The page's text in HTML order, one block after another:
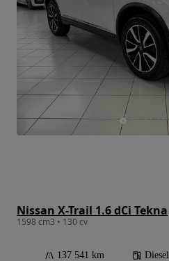
Nissan X-Trail 1.6 dCi Tekna
1598 cm3 • 130 cv
137 541 km Diesel